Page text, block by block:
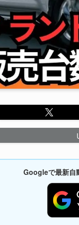
Googleで最新自